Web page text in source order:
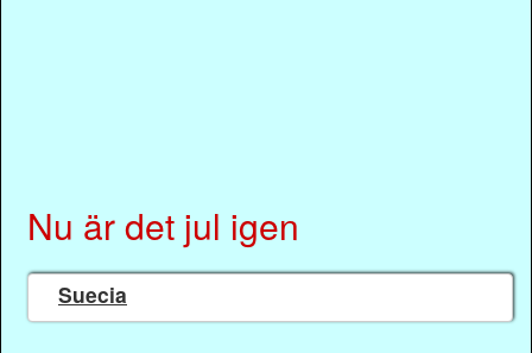
Nu är det jul igen
Suecia